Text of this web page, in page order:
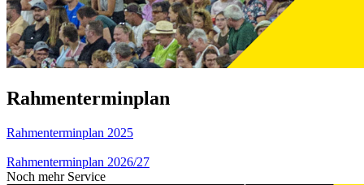
Rahmenterminplan
Rahmenterminplan 2025
Rahmenterminplan 2026/27
Noch mehr Service